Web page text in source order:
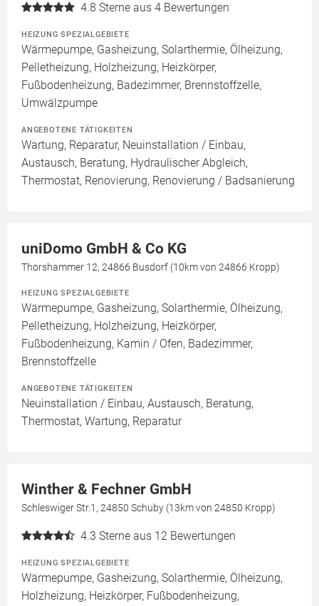
4.8 Sterne aus 4 Bewertungen
HEIZUNG SPEZIALGEBIETE
Wärmepumpe, Gasheizung, Solarthermie, Ölheizung,
Pelletheizung, Holzheizung, Heizkörper,
Fußbodenheizung, Badezimmer, Brennstoffzelle,
Umwälzpumpe
ANGEBOTENE TÄTIGKEITEN
Wartung, Reparatur, Neuinstallation / Einbau,
Austausch, Beratung, Hydraulischer Abgleich,
Thermostat, Renovierung, Renovierung / Badsanierung
uniDomo GmbH & Co KG
Thorshammer 12, 24866 Busdorf (10km von 24866 Kropp)
HEIZUNG SPEZIALGEBIETE
Wärmepumpe, Gasheizung, Solarthermie, Ölheizung,
Pelletheizung, Holzheizung, Heizkörper,
Fußbodenheizung, Kamin / Ofen, Badezimmer,
Brennstoffzelle
ANGEBOTENE TÄTIGKEITEN
Neuinstallation / Einbau, Austausch, Beratung,
Thermostat, Wartung, Reparatur
Winther & Fechner GmbH
Schleswiger Str.1, 24850 Schuby (13km von 24850 Kropp)
4.3 Sterne aus 12 Bewertungen
HEIZUNG SPEZIALGEBIETE
Wärmepumpe, Gasheizung, Solarthermie, Ölheizung,
Holzheizung, Heizkörper, Fußbodenheizung,